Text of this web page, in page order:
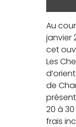
Au
janvier
cet
Les
de
20 à
frais